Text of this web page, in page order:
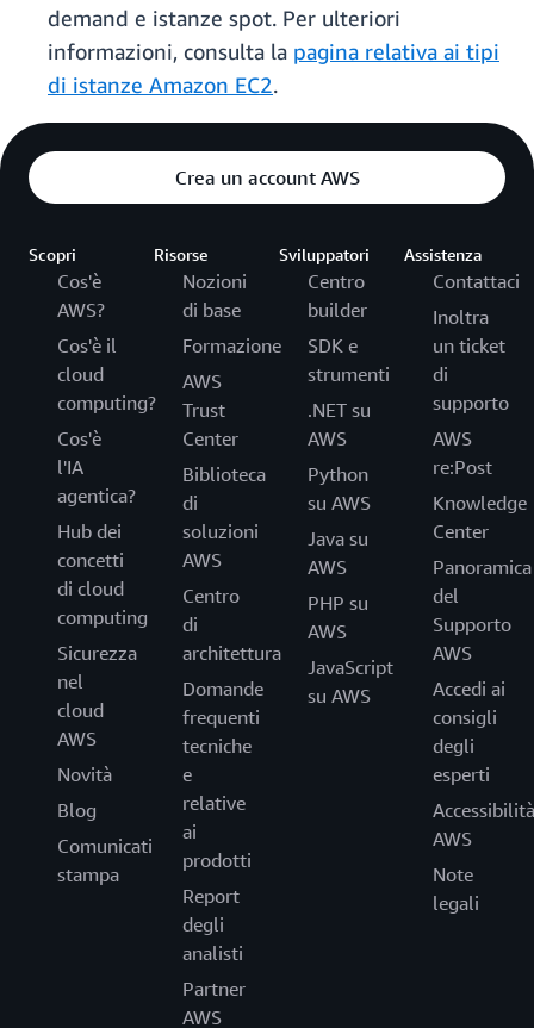
demand e istanze spot. Per ulteriori
informazioni, consulta la pagina relativa ai tipi
di istanze Amazon EC2.
Crea un account AWS
Scopri
Cos'è
AWS?
Cos'è il
cloud
computing?
Cos'è
l'IA
agentica?
Hub dei
concetti
di cloud
computing
Sicurezza
nel
cloud
AWS
Novità
Blog
Comunicati
stampa
Risorse
Nozioni
di base
Formazione
AWS
Trust
Center
Biblioteca
di
soluzioni
AWS
Centro
di
architettura
Domande
frequenti
tecniche
e
relative
ai
prodotti
Report
degli
analisti
Partner
AWS
Sviluppatori
Centro
builder
SDK e
strumenti
.NET su
AWS
Python
su AWS
Java su
AWS
PHP su
AWS
JavaScript
su AWS
Assistenza
Contattaci
Inoltra
un ticket
di
supporto
AWS
re:Post
Knowledge
Center
Panoramica
del
Supporto
AWS
Accedi ai
consigli
degli
esperti
Accessibilità
AWS
Note
legali